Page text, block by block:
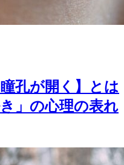
孔が開く】とは
」の心理の表れ